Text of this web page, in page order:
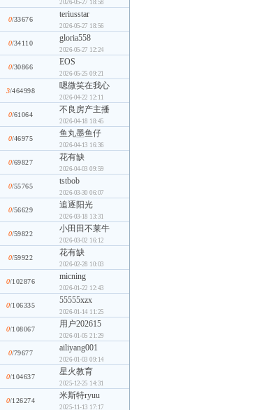
2026-05-27 18:58
0/33676 teriusstar
2026-05-27 18:56
0/34110 gloria558
2026-05-27 12:24
0/30866 EOS
2026-05-25 09:21
3/464998 嗯微笑在我心
2026-04-22 12:11
0/61064 不良房产主播
2026-04-18 18:45
0/46975 鱼丸墨鱼仔
2026-04-13 16:36
0/69827 花有缺
2026-04-03 09:59
0/55765 tstbob
2026-03-30 06:07
0/56629 追逐阳光
2026-03-18 13:31
0/59822 小田田不莱牛
2026-03-02 16:12
0/59922 花有缺
2026-02-28 10:03
0/102876 micning
2026-01-22 12:43
0/106335 55555xzx
2026-01-14 11:25
0/108067 用户202615
2026-01-05 21:29
0/79677 ailiyang001
2026-01-03 09:14
0/104637 星火教育
2025-12-25 14:31
0/126274 米斯特ryuu
2025-11-13 17:17